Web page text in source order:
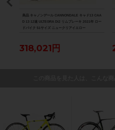
美品 キャノンデール CANNONDALE キャド13 CAA
D 13 12速 ULTEGRA Di2 リムブレーキ 2021年 ロー
ドバイク 51サイズ ニュークリアイエロー
318,021円